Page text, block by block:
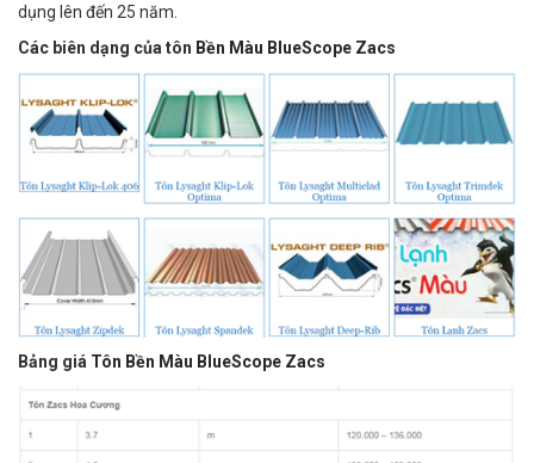
dụng lên đến 25 năm.
Các biên dạng của tôn Bền Màu BlueScope Zacs
Bảng giá Tôn Bền Màu BlueScope Zacs